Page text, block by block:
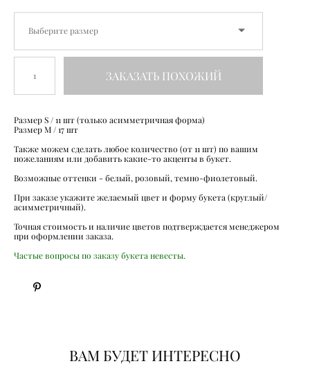
Выберите размер
ЗАКАЗАТЬ ПОХОЖИЙ
Размер S / 11 шт (только асимметричная форма)
Размер M / 17 шт
Также можем сделать любое количество (от 11 шт) по вашим
пожеланиям или добавить какие-то акценты в букет.
Возможные оттенки - белый, розовый, темно-фиолетовый.
При заказе укажите желаемый цвет и форму букета (круглый/
асимметричный).
Точная стоимость и наличие цветов подтверждается менеджером
при оформлении заказа.
Частые вопросы по заказу букета невесты.
ВАМ БУДЕТ ИНТЕРЕСНО